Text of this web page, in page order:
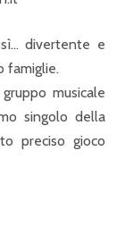
divertente e
famiglie.
musicale
singolo della
preciso gioco